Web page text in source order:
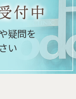
付中
疑問を
い